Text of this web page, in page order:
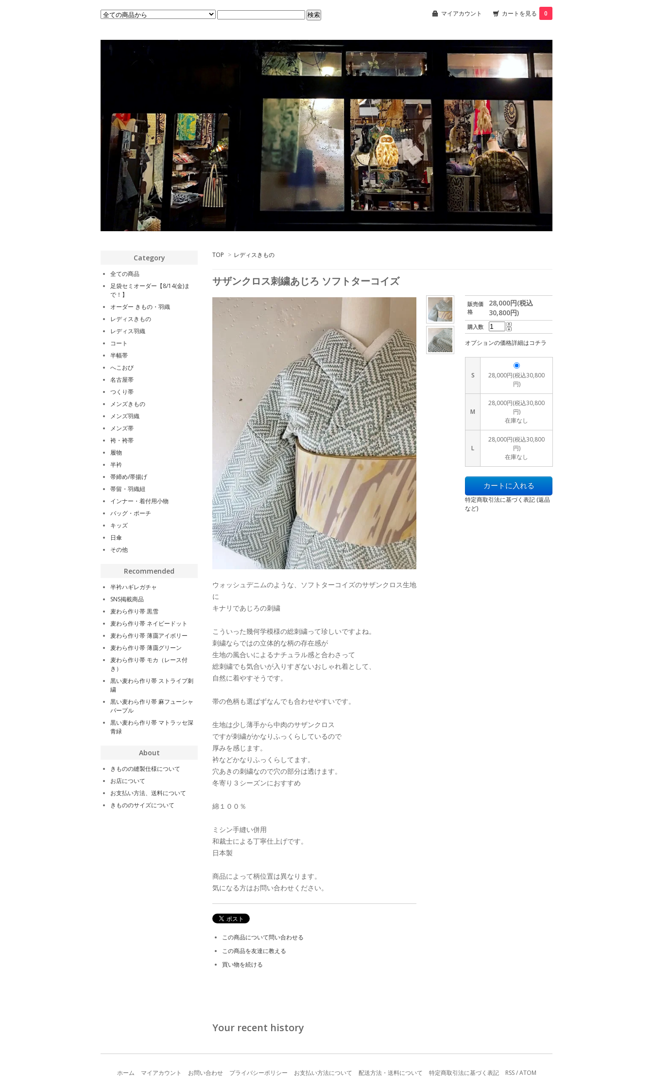
マイアカウント カートを見る 0
TOP > レディスきもの
サザンクロス刺繍あじろ ソフトターコイズ
販売価
格
28,000円(税込
30,800円)
購入数
オプションの価格詳細はコチラ
S
28,000円(税込30,800
円)
M
28,000円(税込30,800
円)
在庫なし
L
28,000円(税込30,800
円)
在庫なし
特定商取引法に基づく表記 (返品
など)
ウォッシュデニムのような、ソフトターコイズのサザンクロス生地
に
キナリであじろの刺繍
こういった幾何学模様の総刺繍って珍しいですよね。
刺繍ならではの立体的な柄の存在感が
生地の風合いによるナチュラル感と合わさって
総刺繍でも気合いが入りすぎないおしゃれ着として、
自然に着やすそうです。
帯の色柄も選ばずなんでも合わせやすいです。
生地は少し薄手から中肉のサザンクロス
ですが刺繍がかなりふっくらしているので
厚みを感じます。
衿などかなりふっくらしてます。
穴あきの刺繍なので穴の部分は透けます。
冬寄り３シーズンにおすすめ
綿１００％
ミシン手縫い併用
和裁士による丁寧仕上げです。
日本製
商品によって柄位置は異なります。
気になる方はお問い合わせください。
この商品について問い合わせる
この商品を友達に教える
買い物を続ける
Your recent history
Category
全ての商品
足袋セミオーダー【8/14(金)ま
で！】
オーダー きもの・羽織
レディスきもの
レディス羽織
コート
半幅帯
へこおび
名古屋帯
つくり帯
メンズきもの
メンズ羽織
メンズ帯
袴・袴帯
履物
半衿
帯締め/帯揚げ
帯留・羽織紐
インナー・着付用小物
バッグ・ポーチ
キッズ
日傘
その他
Recommended
半衿ハギレガチャ
SNS掲載商品
麦わら作り帯 黒雪
麦わら作り帯 ネイビードット
麦わら作り帯 薄靄アイボリー
麦わら作り帯 薄靄グリーン
麦わら作り帯 モカ（レース付
き）
黒い麦わら作り帯 ストライプ刺
繍
黒い麦わら作り帯 麻フューシャ
パープル
黒い麦わら作り帯 マトラッセ深
青緑
About
きものの縫製仕様について
お店について
お支払い方法、送料について
きもののサイズについて
ホーム マイアカウント お問い合わせ プライバシーポリシー お支払い方法について 配送方法・送料について 特定商取引法に基づく表記 RSS/ATOM